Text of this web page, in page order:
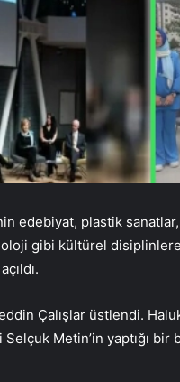
edebiyat, plastik
gibi kültürel disiplinlere
Çalışlar üstlendi. Haluk
Selçuk Metin’in yaptığı